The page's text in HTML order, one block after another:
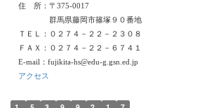
住 所：〒375-0017
群馬県藤岡市篠塚９０番地
ＴＥＬ：０２７４－２２－２３０８
ＦＡＸ：０２７４－２２－６７４１
E-mail：fujikita-hs@edu-g.gsn.ed.jp
アクセス